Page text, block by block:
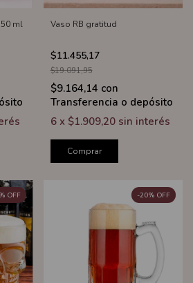
ml Vaso RB gratitud
$11.455,17
$19.091,95
$9.164,14 con
Transferencia o depósito
6 x $1.909,20 sin interés
Comprar
OFF -20% OFF